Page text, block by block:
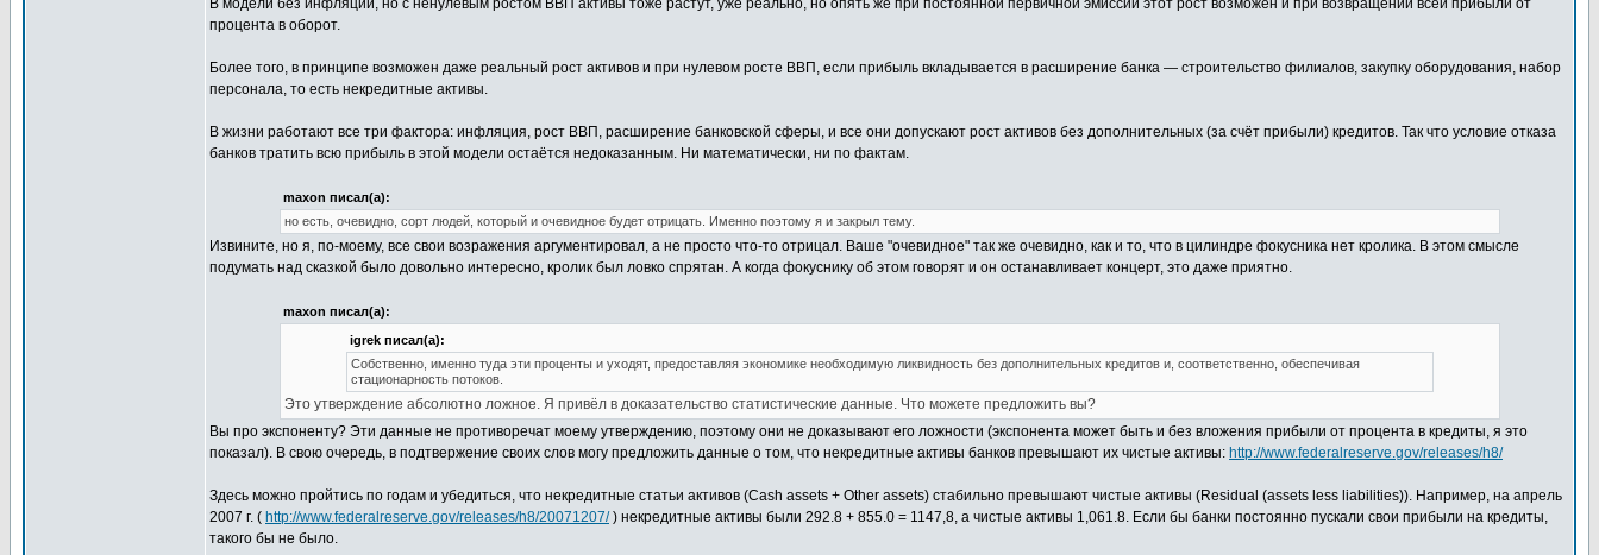
В модели без инфляции, но с ненулевым ростом ВВП активы тоже растут, уже реально, но опять же при постоянной первичной эмиссии этот рост возможен и при возвращении всей прибыли от
процента в оборот.
Более того, в принципе возможен даже реальный рост активов и при нулевом росте ВВП, если прибыль вкладывается в расширение банка — строительство филиалов, закупку оборудования, набор
персонала, то есть некредитные активы.
В жизни работают все три фактора: инфляция, рост ВВП, расширение банковской сферы, и все они допускают рост активов без дополнительных (за счёт прибыли) кредитов. Так что условие отказа
банков тратить всю прибыль в этой модели остаётся недоказанным. Ни математически, ни по фактам.
maxon писал(а):
но есть, очевидно, сорт людей, который и очевидное будет отрицать. Именно поэтому я и закрыл тему.
Извините, но я, по-моему, все свои возражения аргументировал, а не просто что-то отрицал. Ваше "очевидное" так же очевидно, как и то, что в цилиндре фокусника нет кролика. В этом смысле
подумать над сказкой было довольно интересно, кролик был ловко спрятан. А когда фокуснику об этом говорят и он останавливает концерт, это даже приятно.
maxon писал(а):
igrek писал(а):
Собственно, именно туда эти проценты и уходят, предоставляя экономике необходимую ликвидность без дополнительных кредитов и, соответственно, обеспечивая
стационарность потоков.
Это утверждение абсолютно ложное. Я привёл в доказательство статистические данные. Что можете предложить вы?
Вы про экспоненту? Эти данные не противоречат моему утверждению, поэтому они не доказывают его ложности (экспонента может быть и без вложения прибыли от процента в кредиты, я это
показал). В свою очередь, в подтвержение своих слов могу предложить данные о том, что некредитные активы банков превышают их чистые активы: http://www.federalreserve.gov/releases/h8/
Здесь можно пройтись по годам и убедиться, что некредитные статьи активов (Cash assets + Other assets) стабильно превышают чистые активы (Residual (assets less liabilities)). Например, на апрель
2007 г. ( http://www.federalreserve.gov/releases/h8/20071207/) некредитные активы были 292.8 + 855.0 = 1147,8, а чистые активы 1,061.8. Если бы банки постоянно пускали свои прибыли на кредиты,
такого бы не было.